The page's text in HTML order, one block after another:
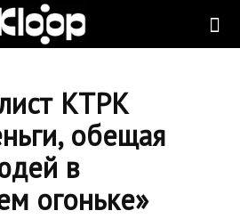
КТРК
обещая
в
огоньке»